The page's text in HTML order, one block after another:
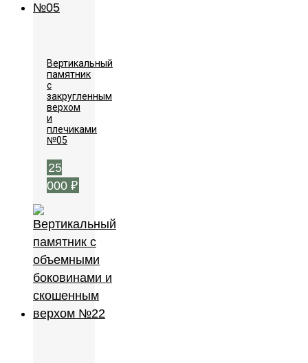
Вертикальный
памятник
с
закругленным
верхом
и
плечиками
№05
25
000 ₽